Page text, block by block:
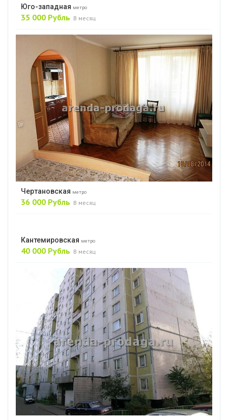
Юго-западная метро
35 000 Рубль В месяц
Чертановская метро
36 000 Рубль В месяц
Кантемировская метро
40 000 Рубль В месяц